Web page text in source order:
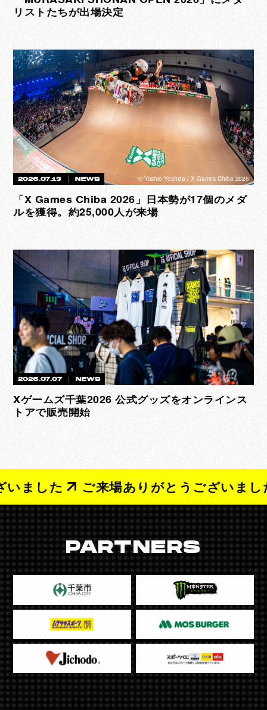
リストたちが出場決定
2026.07.13 NEWS ©︎ Yoshio Yoshida / X Games Chiba 2026
「X Games Chiba 2026」日本勢が17個のメダ
ルを獲得。約25,000人が来場
2026.07.07 NEWS
Xゲームズ千葉2026 公式グッズをオンラインス
トアで販売開始
ました ご来場ありがとうございました
PARTNERS